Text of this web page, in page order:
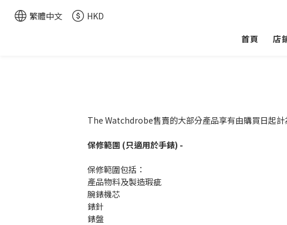
繁體中文 HKD
首頁
店
The Watchdrobe售賣的大部分產品享有由購買日起
保修範圍 (只適用於手錶) -
保修範圍包括：
產品物料及製造瑕疵
腕錶機芯
錶針
錶盤